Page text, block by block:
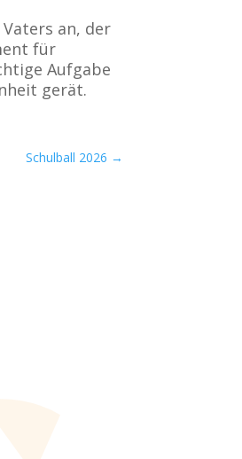
an, der
für
Aufgabe
gerät.
Schulball 2026 →